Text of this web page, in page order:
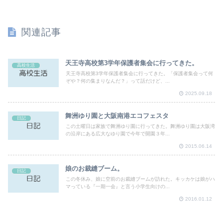
関連記事
高校生活 天王寺高校第3学年保護者集会に行ってきた。
天王寺高校第3学年保護者集会に行ってきた。「保護者集会って何
ぞや？何の集まりなんだ？」って話だけど、...
2025.09.18
日記 舞洲ゆり園と大阪南港エコフェスタ
この土曜日は家族で舞洲ゆり園に行ってきた。舞洲ゆり園は大阪湾
の沿岸にある広大なゆり園で今年で開園３年...
2015.06.14
日記 娘のお裁縫ブーム。
この冬休み、娘に空前のお裁縫ブームが訪れた。キッカケは娘がハ
マっている『一期一会』と言う小学生向けの...
2016.01.12